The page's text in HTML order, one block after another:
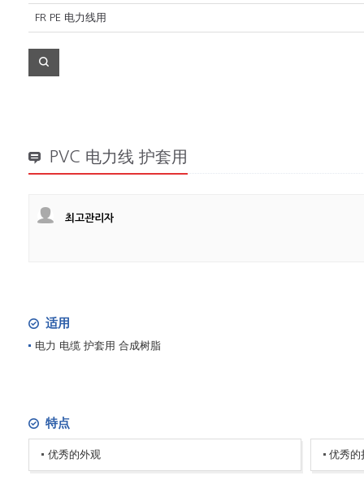
FR PE 电力线用
PVC 电力线 护套用
최고관리자
适用
电力 电缆 护套用 合成树脂
特点
优秀的外观 优秀的